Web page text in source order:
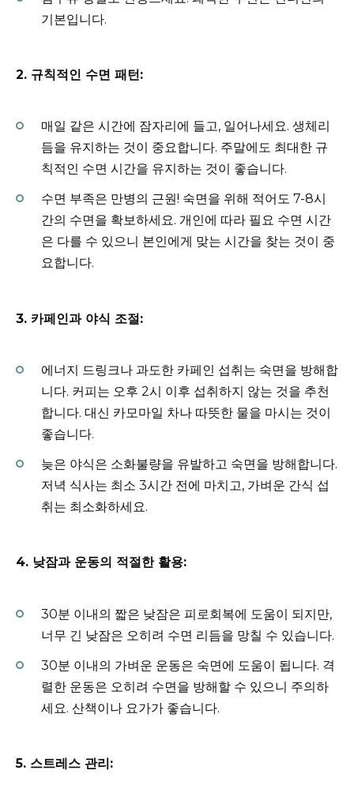
기본입니다.
2. 규칙적인 수면 패턴:
매일 같은 시간에 잠자리에 들고, 일어나세요. 생체리
듬을 유지하는 것이 중요합니다. 주말에도 최대한 규
칙적인 수면 시간을 유지하는 것이 좋습니다.
수면 부족은 만병의 근원! 숙면을 위해 적어도 7-8시
간의 수면을 확보하세요. 개인에 따라 필요 수면 시간
은 다를 수 있으니 본인에게 맞는 시간을 찾는 것이 중
요합니다.
3. 카페인과 야식 조절:
에너지 드링크나 과도한 카페인 섭취는 숙면을 방해합
니다. 커피는 오후 2시 이후 섭취하지 않는 것을 추천
합니다. 대신 카모마일 차나 따뜻한 물을 마시는 것이
좋습니다.
늦은 야식은 소화불량을 유발하고 숙면을 방해합니다.
저녁 식사는 최소 3시간 전에 마치고, 가벼운 간식 섭
취는 최소화하세요.
4. 낮잠과 운동의 적절한 활용:
30분 이내의 짧은 낮잠은 피로회복에 도움이 되지만,
너무 긴 낮잠은 오히려 수면 리듬을 망칠 수 있습니다.
30분 이내의 가벼운 운동은 숙면에 도움이 됩니다. 격
렬한 운동은 오히려 수면을 방해할 수 있으니 주의하
세요. 산책이나 요가가 좋습니다.
5. 스트레스 관리: